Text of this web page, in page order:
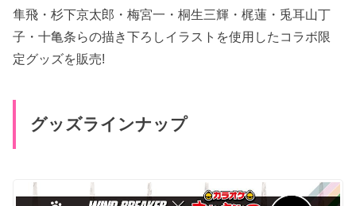
隼飛・杉下京太郎・梅宮一・桐生三輝・梶蓮・兎耳山丁
子・十亀条らの描き下ろしイラストを使用したコラボ限
定グッズを販売!
グッズラインナップ